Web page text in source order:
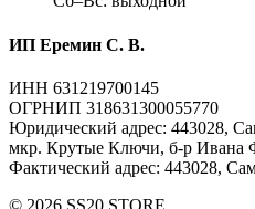
ИП Еремин С. В.
ИНН 631219700145
ОГРНИП 318631300055770
Юридический адрес: 443028,
мкр. Крутые Ключи, б-р Ивана
Фактический адрес: 443028,
© 2026 SS20 STORE